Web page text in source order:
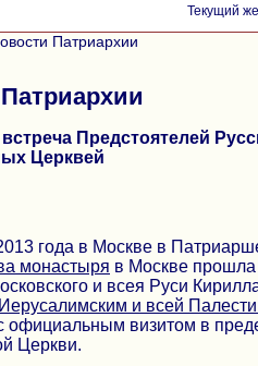
Текущий
Патриархии
Предстоятелей
Церквей
года в Москве в
монастыря в Москве
и всея Руси
и всей
визитом в
Церкви.